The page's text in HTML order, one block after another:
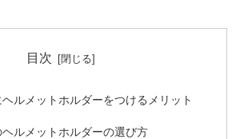
目次
ルメットホルダーをつけるメリット
ルメットホルダーの選び方